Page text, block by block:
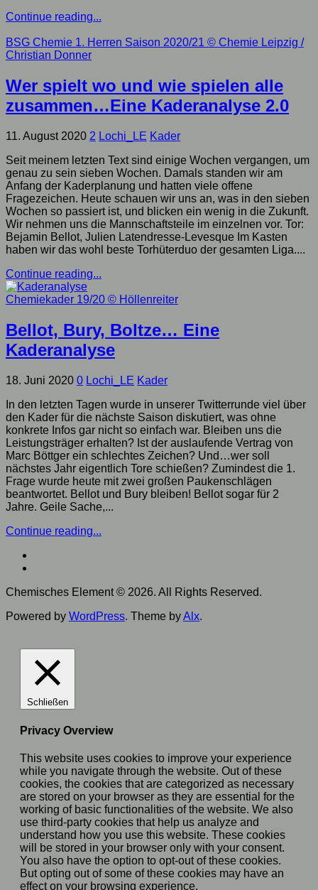
Continue reading...
BSG Chemie 1. Herren Saison 2020/21 © Chemie Leipzig /
Christian Donner
Wer spielt wo und wie spielen alle
zusammen…Eine Kaderanalyse 2.0
11. August 2020 2 Lochi_LE Kader
Seit meinem letzten Text sind einige Wochen vergangen, um
genau zu sein sieben Wochen. Damals standen wir am
Anfang der Kaderplanung und hatten viele offene
Fragezeichen. Heute schauen wir uns an, was in den sieben
Wochen so passiert ist, und blicken ein wenig in die Zukunft.
Wir nehmen uns die Mannschaftsteile im einzelnen vor. Tor:
Bejamin Bellot, Julien Latendresse-Levesque Im Kasten
haben wir das wohl beste Torhüterduo der gesamten Liga....
Continue reading...
Chemiekader 19/20 © Höllenreiter
Bellot, Bury, Boltze… Eine
Kaderanalyse
18. Juni 2020 0 Lochi_LE Kader
In den letzten Tagen wurde in unserer Twitterrunde viel über
den Kader für die nächste Saison diskutiert, was ohne
konkrete Infos gar nicht so einfach war. Bleiben uns die
Leistungsträger erhalten? Ist der auslaufende Vertrag von
Marc Böttger ein schlechtes Zeichen? Und…wer soll
nächstes Jahr eigentlich Tore schießen? Zumindest die 1.
Frage wurde heute mit zwei großen Paukenschlägen
beantwortet. Bellot und Bury bleiben! Bellot sogar für 2
Jahre. Geile Sache,...
Continue reading...
Chemisches Element © 2026. All Rights Reserved.
Powered by WordPress. Theme byAlx.
Schließen
Privacy Overview
This website uses cookies to improve your experience
while you navigate through the website. Out of these
cookies, the cookies that are categorized as necessary
are stored on your browser as they are essential for the
working of basic functionalities of the website. We also
use third-party cookies that help us analyze and
understand how you use this website. These cookies
will be stored in your browser only with your consent.
You also have the option to opt-out of these cookies.
But opting out of some of these cookies may have an
effect on your browsing experience.